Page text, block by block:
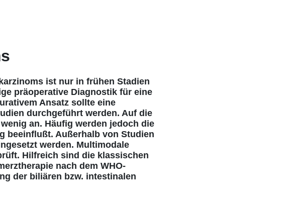
ist nur in frühen Stadien
präoperative Diagnostik für eine
Ansatz sollte eine
durchgeführt werden. Auf die
an. Häufig werden jedoch die
beeinflußt. Außerhalb von Studien
werden. Multimodale
Hilfreich sind die klassischen
nach dem WHO-
der biliären bzw. intestinalen